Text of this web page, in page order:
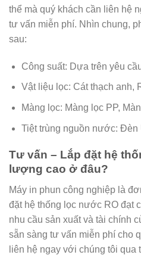
thể mà quý khách cần liên hệ
tư vấn miễn phí. Nhìn chung,
sau:
Công suất: Dựa trên yêu
Vật liệu lọc: Cát thạch anh,
Màng lọc: Màng lọc PP,
Tiệt trùng nguồn nước: Đèn
Tư vấn – Lắp đặt hệ
lượng cao ở đâu?
Máy in phun công nghiệp là
đặt hệ thống lọc nước RO đạt
nhu cầu sản xuất và tài chính
sẵn sàng tư vấn miễn phí cho
liên hệ ngay với chúng tôi